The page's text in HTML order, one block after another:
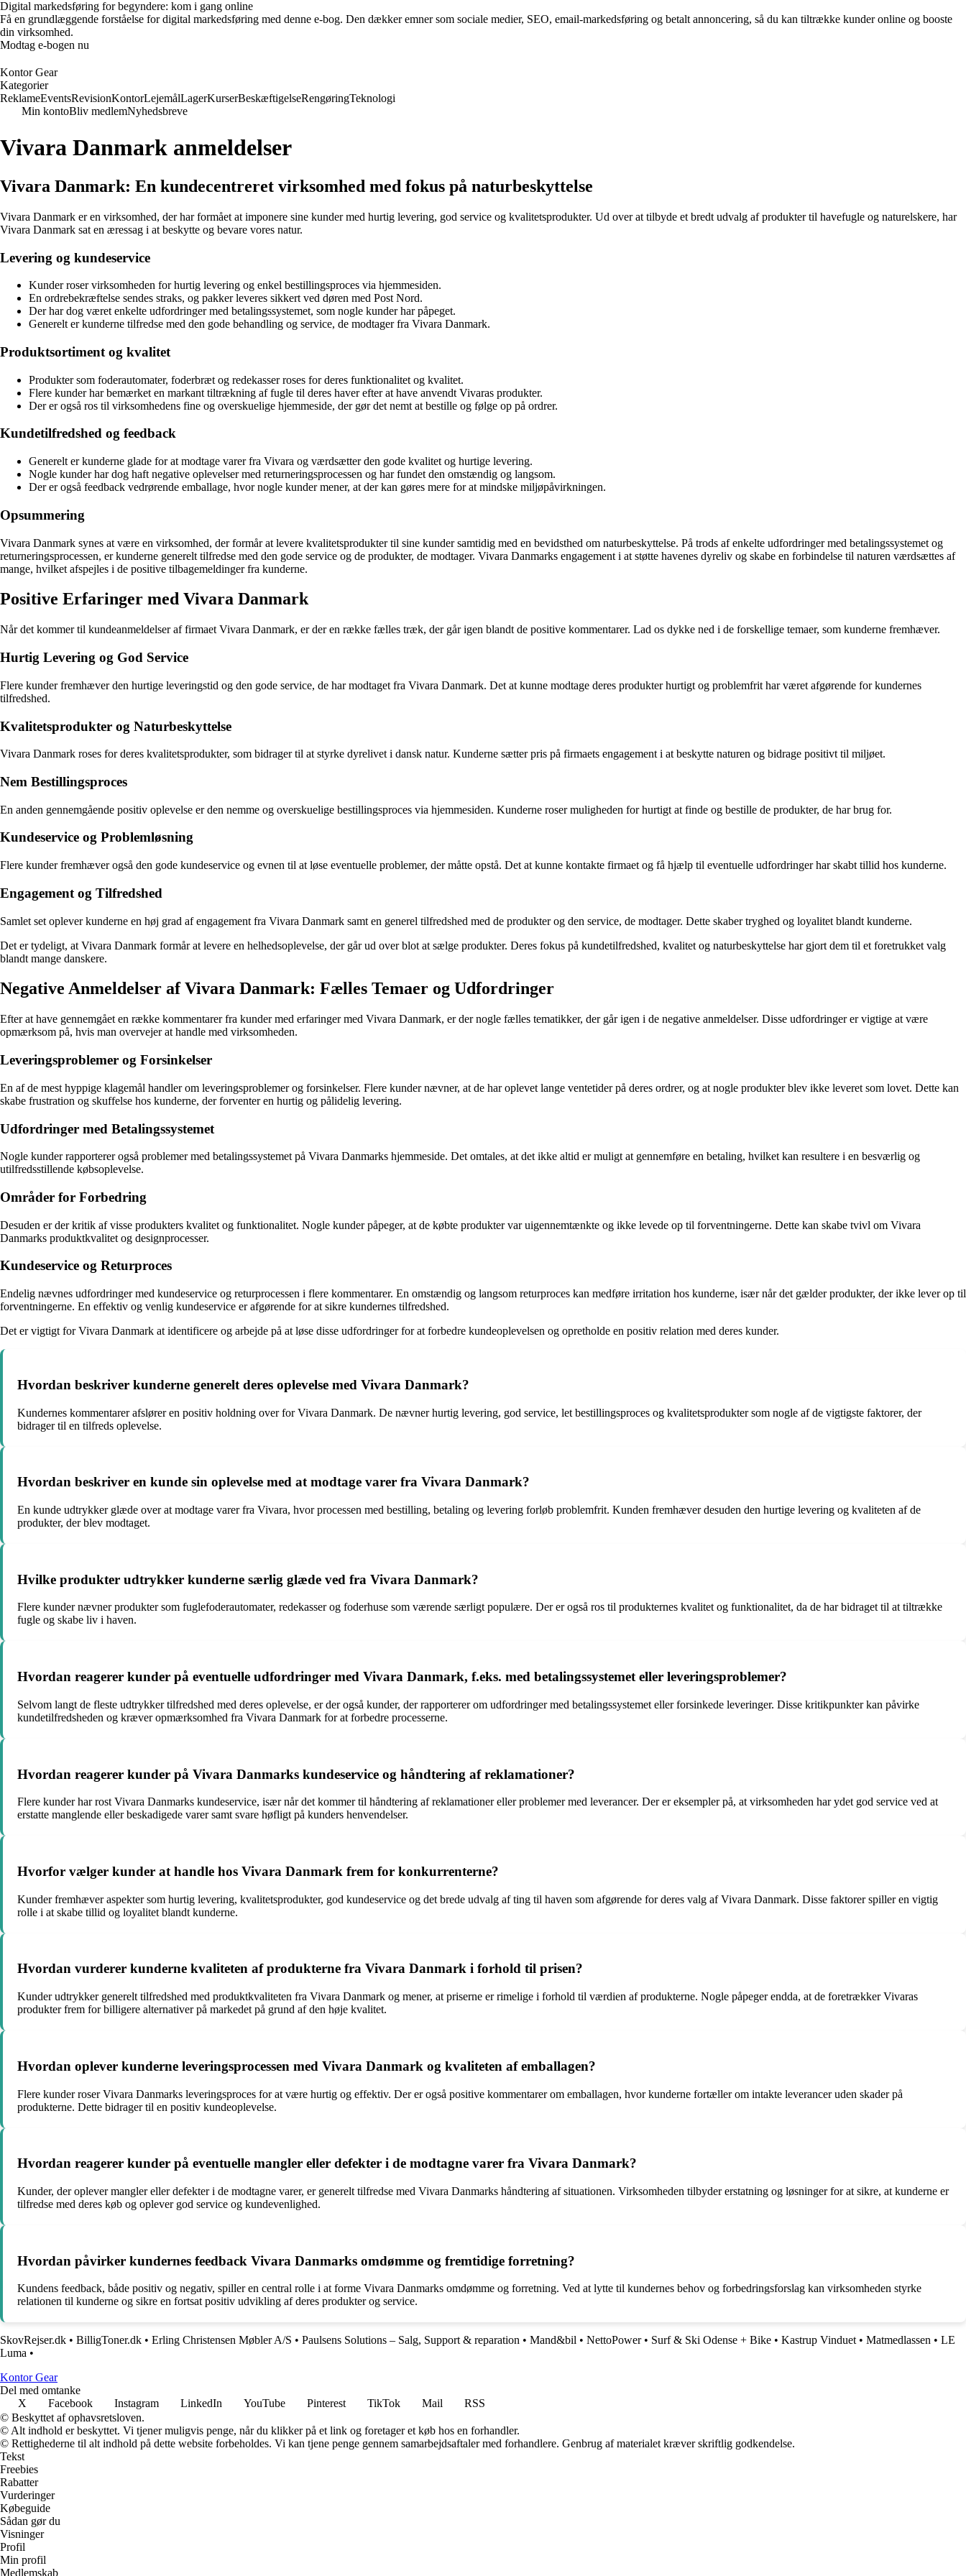
Digital markedsføring for begyndere: kom i gang online
Få en grundlæggende forståelse for digital markedsføring med denne e-bog. Den dækker emner som sociale medier, SEO, email-markedsføring og betalt annoncering, så du kan tiltrække kunder online og booste
din virksomhed.
Modtag e-bogen nu
Kontor Gear
Kategorier
ReklameEventsRevisionKontorLejemålLagerKurserBeskæftigelseRengøringTeknologi
Min kontoBliv medlemNyhedsbreve
Vivara Danmark anmeldelser
Vivara Danmark: En kundecentreret virksomhed med fokus på naturbeskyttelse
Vivara Danmark er en virksomhed, der har formået at imponere sine kunder med hurtig levering, god service og kvalitetsprodukter. Ud over at tilbyde et bredt udvalg af produkter til havefugle og naturelskere, har
Vivara Danmark sat en æressag i at beskytte og bevare vores natur.
Levering og kundeservice
Kunder roser virksomheden for hurtig levering og enkel bestillingsproces via hjemmesiden.
En ordrebekræftelse sendes straks, og pakker leveres sikkert ved døren med Post Nord.
Der har dog været enkelte udfordringer med betalingssystemet, som nogle kunder har påpeget.
Generelt er kunderne tilfredse med den gode behandling og service, de modtager fra Vivara Danmark.
Produktsortiment og kvalitet
Produkter som foderautomater, foderbræt og redekasser roses for deres funktionalitet og kvalitet.
Flere kunder har bemærket en markant tiltrækning af fugle til deres haver efter at have anvendt Vivaras produkter.
Der er også ros til virksomhedens fine og overskuelige hjemmeside, der gør det nemt at bestille og følge op på ordrer.
Kundetilfredshed og feedback
Generelt er kunderne glade for at modtage varer fra Vivara og værdsætter den gode kvalitet og hurtige levering.
Nogle kunder har dog haft negative oplevelser med returneringsprocessen og har fundet den omstændig og langsom.
Der er også feedback vedrørende emballage, hvor nogle kunder mener, at der kan gøres mere for at mindske miljøpåvirkningen.
Opsummering
Vivara Danmark synes at være en virksomhed, der formår at levere kvalitetsprodukter til sine kunder samtidig med en bevidsthed om naturbeskyttelse. På trods af enkelte udfordringer med betalingssystemet og
returneringsprocessen, er kunderne generelt tilfredse med den gode service og de produkter, de modtager. Vivara Danmarks engagement i at støtte havenes dyreliv og skabe en forbindelse til naturen værdsættes af
mange, hvilket afspejles i de positive tilbagemeldinger fra kunderne.
Positive Erfaringer med Vivara Danmark
Når det kommer til kundeanmeldelser af firmaet Vivara Danmark, er der en række fælles træk, der går igen blandt de positive kommentarer. Lad os dykke ned i de forskellige temaer, som kunderne fremhæver.
Hurtig Levering og God Service
Flere kunder fremhæver den hurtige leveringstid og den gode service, de har modtaget fra Vivara Danmark. Det at kunne modtage deres produkter hurtigt og problemfrit har været afgørende for kundernes
tilfredshed.
Kvalitetsprodukter og Naturbeskyttelse
Vivara Danmark roses for deres kvalitetsprodukter, som bidrager til at styrke dyrelivet i dansk natur. Kunderne sætter pris på firmaets engagement i at beskytte naturen og bidrage positivt til miljøet.
Nem Bestillingsproces
En anden gennemgående positiv oplevelse er den nemme og overskuelige bestillingsproces via hjemmesiden. Kunderne roser muligheden for hurtigt at finde og bestille de produkter, de har brug for.
Kundeservice og Problemløsning
Flere kunder fremhæver også den gode kundeservice og evnen til at løse eventuelle problemer, der måtte opstå. Det at kunne kontakte firmaet og få hjælp til eventuelle udfordringer har skabt tillid hos kunderne.
Engagement og Tilfredshed
Samlet set oplever kunderne en høj grad af engagement fra Vivara Danmark samt en generel tilfredshed med de produkter og den service, de modtager. Dette skaber tryghed og loyalitet blandt kunderne.
Det er tydeligt, at Vivara Danmark formår at levere en helhedsoplevelse, der går ud over blot at sælge produkter. Deres fokus på kundetilfredshed, kvalitet og naturbeskyttelse har gjort dem til et foretrukket valg
blandt mange danskere.
Negative Anmeldelser af Vivara Danmark: Fælles Temaer og Udfordringer
Efter at have gennemgået en række kommentarer fra kunder med erfaringer med Vivara Danmark, er der nogle fælles tematikker, der går igen i de negative anmeldelser. Disse udfordringer er vigtige at være
opmærksom på, hvis man overvejer at handle med virksomheden.
Leveringsproblemer og Forsinkelser
En af de mest hyppige klagemål handler om leveringsproblemer og forsinkelser. Flere kunder nævner, at de har oplevet lange ventetider på deres ordrer, og at nogle produkter blev ikke leveret som lovet. Dette kan
skabe frustration og skuffelse hos kunderne, der forventer en hurtig og pålidelig levering.
Udfordringer med Betalingssystemet
Nogle kunder rapporterer også problemer med betalingssystemet på Vivara Danmarks hjemmeside. Det omtales, at det ikke altid er muligt at gennemføre en betaling, hvilket kan resultere i en besværlig og
utilfredsstillende købsoplevelse.
Områder for Forbedring
Desuden er der kritik af visse produkters kvalitet og funktionalitet. Nogle kunder påpeger, at de købte produkter var uigennemtænkte og ikke levede op til forventningerne. Dette kan skabe tvivl om Vivara
Danmarks produktkvalitet og designprocesser.
Kundeservice og Returproces
Endelig nævnes udfordringer med kundeservice og returprocessen i flere kommentarer. En omstændig og langsom returproces kan medføre irritation hos kunderne, især når det gælder produkter, der ikke lever op til
forventningerne. En effektiv og venlig kundeservice er afgørende for at sikre kundernes tilfredshed.
Det er vigtigt for Vivara Danmark at identificere og arbejde på at løse disse udfordringer for at forbedre kundeoplevelsen og opretholde en positiv relation med deres kunder.
Hvordan beskriver kunderne generelt deres oplevelse med Vivara Danmark?
Kundernes kommentarer afslører en positiv holdning over for Vivara Danmark. De nævner hurtig levering, god service, let bestillingsproces og kvalitetsprodukter som nogle af de vigtigste faktorer, der
bidrager til en tilfreds oplevelse.
Hvordan beskriver en kunde sin oplevelse med at modtage varer fra Vivara Danmark?
En kunde udtrykker glæde over at modtage varer fra Vivara, hvor processen med bestilling, betaling og levering forløb problemfrit. Kunden fremhæver desuden den hurtige levering og kvaliteten af de
produkter, der blev modtaget.
Hvilke produkter udtrykker kunderne særlig glæde ved fra Vivara Danmark?
Flere kunder nævner produkter som fuglefoderautomater, redekasser og foderhuse som værende særligt populære. Der er også ros til produkternes kvalitet og funktionalitet, da de har bidraget til at tiltrække
fugle og skabe liv i haven.
Hvordan reagerer kunder på eventuelle udfordringer med Vivara Danmark, f.eks. med betalingssystemet eller leveringsproblemer?
Selvom langt de fleste udtrykker tilfredshed med deres oplevelse, er der også kunder, der rapporterer om udfordringer med betalingssystemet eller forsinkede leveringer. Disse kritikpunkter kan påvirke
kundetilfredsheden og kræver opmærksomhed fra Vivara Danmark for at forbedre processerne.
Hvordan reagerer kunder på Vivara Danmarks kundeservice og håndtering af reklamationer?
Flere kunder har rost Vivara Danmarks kundeservice, især når det kommer til håndtering af reklamationer eller problemer med leverancer. Der er eksempler på, at virksomheden har ydet god service ved at
erstatte manglende eller beskadigede varer samt svare høfligt på kunders henvendelser.
Hvorfor vælger kunder at handle hos Vivara Danmark frem for konkurrenterne?
Kunder fremhæver aspekter som hurtig levering, kvalitetsprodukter, god kundeservice og det brede udvalg af ting til haven som afgørende for deres valg af Vivara Danmark. Disse faktorer spiller en vigtig
rolle i at skabe tillid og loyalitet blandt kunderne.
Hvordan vurderer kunderne kvaliteten af produkterne fra Vivara Danmark i forhold til prisen?
Kunder udtrykker generelt tilfredshed med produktkvaliteten fra Vivara Danmark og mener, at priserne er rimelige i forhold til værdien af produkterne. Nogle påpeger endda, at de foretrækker Vivaras
produkter frem for billigere alternativer på markedet på grund af den høje kvalitet.
Hvordan oplever kunderne leveringsprocessen med Vivara Danmark og kvaliteten af emballagen?
Flere kunder roser Vivara Danmarks leveringsproces for at være hurtig og effektiv. Der er også positive kommentarer om emballagen, hvor kunderne fortæller om intakte leverancer uden skader på
produkterne. Dette bidrager til en positiv kundeoplevelse.
Hvordan reagerer kunder på eventuelle mangler eller defekter i de modtagne varer fra Vivara Danmark?
Kunder, der oplever mangler eller defekter i de modtagne varer, er generelt tilfredse med Vivara Danmarks håndtering af situationen. Virksomheden tilbyder erstatning og løsninger for at sikre, at kunderne er
tilfredse med deres køb og oplever god service og kundevenlighed.
Hvordan påvirker kundernes feedback Vivara Danmarks omdømme og fremtidige forretning?
Kundens feedback, både positiv og negativ, spiller en central rolle i at forme Vivara Danmarks omdømme og forretning. Ved at lytte til kundernes behov og forbedringsforslag kan virksomheden styrke
relationen til kunderne og sikre en fortsat positiv udvikling af deres produkter og service.
SkovRejser.dk • BilligToner.dk • Erling Christensen Møbler A/S • Paulsens Solutions – Salg, Support & reparation • Mand&bil • NettoPower• Surf & Ski Odense + Bike • Kastrup Vinduet• Matmedlassen • LE
Luma •
Kontor Gear
Del med omtanke
X
Facebook Instagram LinkedIn YouTube Pinterest TikTok Mail
RSS
© Beskyttet af ophavsretsloven.
© Alt indhold er beskyttet. Vi tjener muligvis penge, når du klikker på et link og foretager et køb hos en forhandler.
© Rettighederne til alt indhold på dette website forbeholdes. Vi kan tjene penge gennem samarbejdsaftaler med forhandlere. Genbrug af materialet kræver skriftlig godkendelse.
Tekst
Freebies
Rabatter
Vurderinger
Købeguide
Sådan gør du
Visninger
Profil
Min profil
Medlemskab